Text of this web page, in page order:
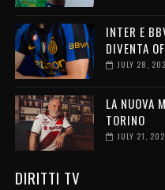
INTER E
DIVENTA
JULY 28,
LA NUOVA
TORINO
JULY 21,
DIRITTI TV